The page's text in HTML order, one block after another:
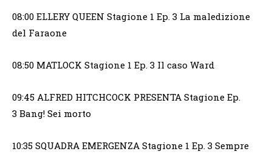
08:00 ELLERY QUEEN Stagione 1 Ep. 3 La maledizione
del Faraone
08:50 MATLOCK Stagione 1 Ep. 3 Il caso Ward
09:45 ALFRED HITCHCOCK PRESENTA Stagione Ep.
3 Bang! Sei morto
10:35 SQUADRA EMERGENZA Stagione 1 Ep. 3 Sempre